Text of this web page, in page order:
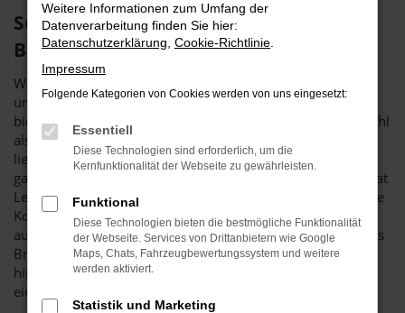
Seat Leon in Bruchsal – das Autohaus
Brenk steht bereit
Wenn Sie einen Seat Leon suchen, um fortan in Bruchsal
unterwegs zu sein, sollten wir ins Gespräch kommen. Wir
bieten Ihnen dieses rundum überzeugende Fahrzeug sowohl
als Neuwagen als auch als günstige Tageszulassung. Wer
lieber in ein gut eingefahrenes Fahrzeug einsteigt, kommt
ganz sicher bei unserem breit gefächerten Sortiment an Seat
Leon Gebrauchtwagen und Jahreswagen auf seine oder ihre
Kosten. Wir lassen die Preise purzeln und sind auf Wunsch
auch zu einer Lieferung nach Bruchsal bereit. Das Autohaus
Brenk steht für Vielfalt und erstklassige Preise. Darüber
hinaus sichern wir Ihnen auch im Gebrauchtwagenbereich
eine erstklassige Qualität all unserer Fahrzeuge zu.
Weitere Informationen zum Umfang der
Datenverarbeitung finden Sie hier:
Datenschutzerklärung Cookie-Richtlinie
Impressum
Folgende Kategorien von Cookies werden von uns eingesetzt:
Essentiell
Diese Technologien sind erforderlich, um die
Kernfunktionalität der Webseite zu gewährleisten.
Funktional
Diese Technologien bieten die bestmögliche Funktionalität
der Webseite. Services von Drittanbietern wie Google
Maps, Chats, Fahrzeugbewertungssystem und weitere
werden aktiviert.
Statistik und Marketing